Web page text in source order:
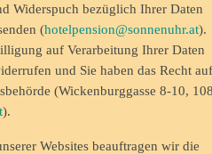
Widerspuch bezüglich Ihrer Daten
(hotelpension@sonnenuhr.at).
auf Verarbeitung Ihrer Daten
und Sie haben das Recht auf
(Wickenburggasse 8-10,
).
Websites beauftragen wir die